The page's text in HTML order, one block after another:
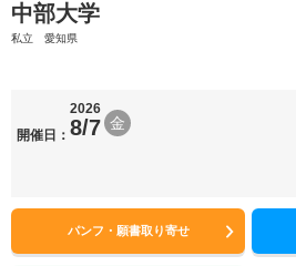
中部大学
私立 愛知県
開催日：
2026
8/7 金
パンフ・願書取り寄せ